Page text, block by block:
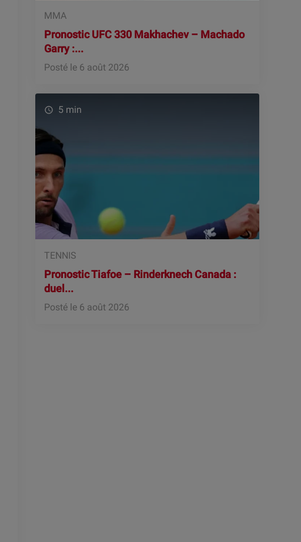
MMA
Pronostic UFC 330 Makhachev – Machado
Garry :...
Posté le 6 août 2026
watch_later 5 min
TENNIS
Pronostic Tiafoe – Rinderknech Canada :
duel...
Posté le 6 août 2026